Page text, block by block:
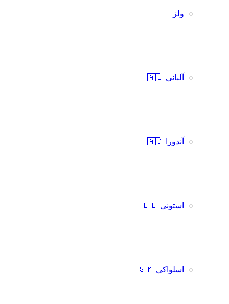
ولز
آلبانی 🇦🇱
آندورا 🇦🇩
استونی 🇪🇪
اسلواکی 🇸🇰